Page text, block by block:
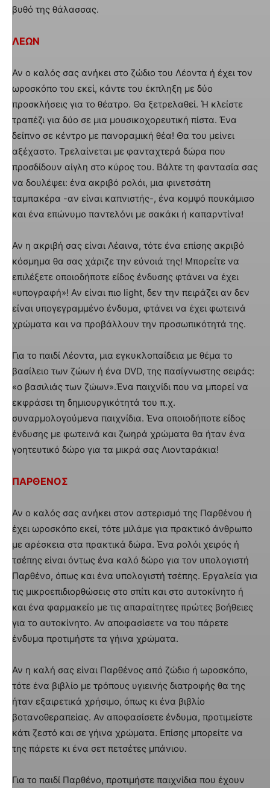
βυθό της θάλασσας.
ΛΕΩΝ
Αν ο καλός σας ανήκει στο ζώδιο του Λέοντα ή έχει τον
ωροσκόπο του εκεί, κάντε του έκπληξη με δύο
προσκλήσεις για το θέατρο. Θα ξετρελαθεί. Ή κλείστε
τραπέζι για δύο σε μια μουσικοχορευτική πίστα. Ένα
δείπνο σε κέντρο με πανοραμική θέα! Θα του μείνει
αξέχαστο. Τρελαίνεται με φανταχτερά δώρα που
προσδίδουν αίγλη στο κύρος του. Βάλτε τη φαντασία σας
να δουλέψει: ένα ακριβό ρολόι, μια φινετσάτη
ταμπακέρα -αν είναι καπνιστής-, ένα κομψό πουκάμισο
και ένα επώνυμο παντελόνι με σακάκι ή καπαρντίνα!
Αν η ακριβή σας είναι Λέαινα, τότε ένα επίσης ακριβό
κόσμημα θα σας χάριζε την εύνοιά της! Μπορείτε να
επιλέξετε οποιοδήποτε είδος ένδυσης φτάνει να έχει
«υπογραφή»! Αν είναι πιο light, δεν την πειράζει αν δεν
είναι υπογεγραμμένο ένδυμα, φτάνει να έχει φωτεινά
χρώματα και να προβάλλουν την προσωπικότητά της.
Για το παιδί Λέοντα, μια εγκυκλοπαίδεια με θέμα το
βασίλειο των ζώων ή ένα DVD, της πασίγνωστης σειράς:
«ο βασιλιάς των ζώων».Ένα παιχνίδι που να μπορεί να
εκφράσει τη δημιουργικότητά του π.χ.
συναρμολογούμενα παιχνίδια. Ένα οποιοδήποτε είδος
ένδυσης με φωτεινά και ζωηρά χρώματα θα ήταν ένα
γοητευτικό δώρο για τα μικρά σας Λιονταράκια!
ΠΑΡΘΕΝΟΣ
Αν ο καλός σας ανήκει στον αστερισμό της Παρθένου ή
έχει ωροσκόπο εκεί, τότε μιλάμε για πρακτικό άνθρωπο
με αρέσκεια στα πρακτικά δώρα. Ένα ρολόι χειρός ή
τσέπης είναι όντως ένα καλό δώρο για τον υπολογιστή
Παρθένο, όπως και ένα υπολογιστή τσέπης. Εργαλεία για
τις μικροεπιδιορθώσεις στο σπίτι και στο αυτοκίνητο ή
και ένα φαρμακείο με τις απαραίτητες πρώτες βοήθειες
για το αυτοκίνητο. Αν αποφασίσετε να του πάρετε
ένδυμα προτιμήστε τα γήινα χρώματα.
Αν η καλή σας είναι Παρθένος από ζώδιο ή ωροσκόπο,
τότε ένα βιβλίο με τρόπους υγιεινής διατροφής θα της
ήταν εξαιρετικά χρήσιμο, όπως κι ένα βιβλίο
βοτανοθεραπείας. Αν αποφασίσετε ένδυμα, προτιμείστε
κάτι ζεστό και σε γήινα χρώματα. Επίσης μπορείτε να
της πάρετε κι ένα σετ πετσέτες μπάνιου.
Για το παιδί Παρθένο, προτιμήστε παιχνίδια που έχουν